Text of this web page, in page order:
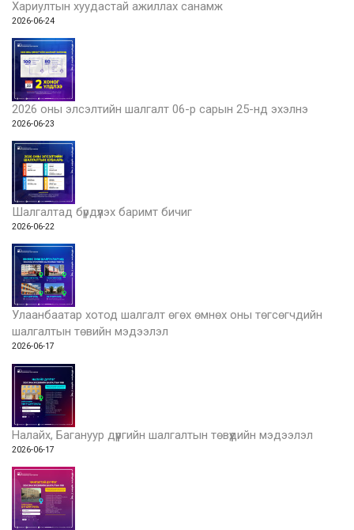
Хариултын хуудастай ажиллах санамж
2026-06-24
2026 оны элсэлтийн шалгалт 06-р сарын 25-нд эхэлнэ
2026-06-23
Шалгалтад бүрдүүлэх баримт бичиг
2026-06-22
Улаанбаатар хотод шалгалт өгөх өмнөх оны төгсөгчдийн
шалгалтын төвийн мэдээлэл
2026-06-17
Налайх, Багануур дүүргийн шалгалтын төвүүдийн мэдээлэл
2026-06-17